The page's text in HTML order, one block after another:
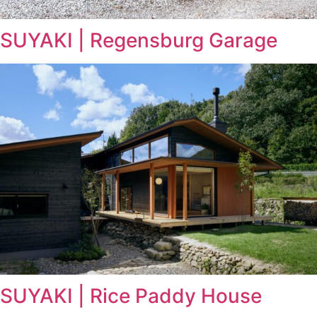
SUYAKI | Regensburg Garage
SUYAKI | Rice Paddy House